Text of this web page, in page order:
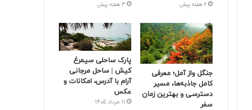
2 هفته پیش 3 هفته پیش
جنگل واز آمل؛ معرفی
کامل جاذبه‌ها، مسیر
دسترسی و بهترین زمان
سفر
پارک ساحلی سیمرغ
کیش | ساحل مرجانی
آرام با آدرس، امکانات و
عکس
11 خرداد 1405